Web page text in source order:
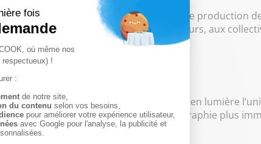
sa mission : garantir la continuité de production
ainsi aussi bien aux restaurateurs, aux
en cuisine temporaire.
visuelle modernisée
nouvelle plateforme de marque et met en lumière
contemporaines et iconographie plus